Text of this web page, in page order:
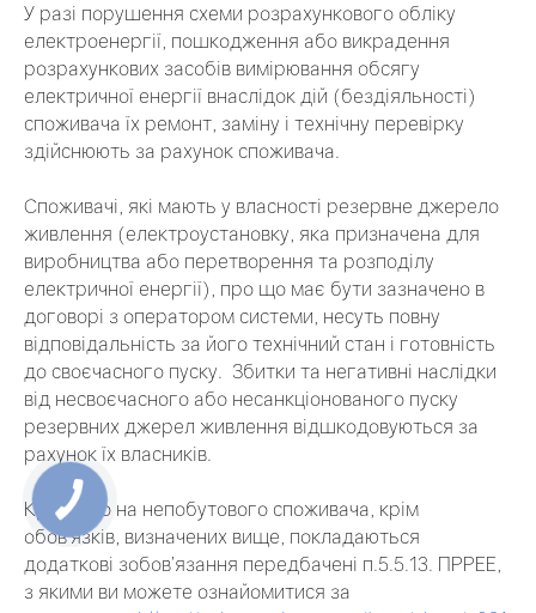
У разі порушення схеми розрахункового обліку
електроенергії, пошкодження або викрадення
розрахункових засобів вимірювання обсягу
електричної енергії внаслідок дій (бездіяльності)
споживача їх ремонт, заміну і технічну перевірку
здійснюють за рахунок споживача.
Споживачі, які мають у власності резервне джерело
живлення (електроустановку, яка призначена для
виробництва або перетворення та розподілу
електричної енергії), про що має бути зазначено в
договорі з оператором системи, несуть повну
відповідальність за його технічний стан і готовність
до своєчасного пуску. Збитки та негативні наслідки
від несвоєчасного або несанкціонованого пуску
резервних джерел живлення відшкодовуються за
рахунок їх власників.
Крім того на непобутового споживача, крім
обов’язків, визначених вище, покладаються
додаткові зобов’язання передбачені п.5.5.13. ПРРЕЕ,
з якими ви можете ознайомитися за